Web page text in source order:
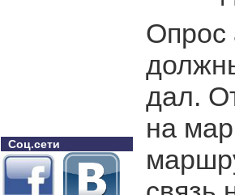
Соц.сети
Опрос
дал.
на